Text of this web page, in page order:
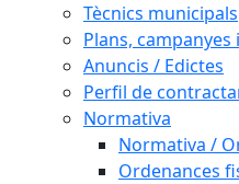
Tècnics municipals
Plans,
Anuncis / Edictes
Perfil de
Normativa
Normativa /
Ordenances